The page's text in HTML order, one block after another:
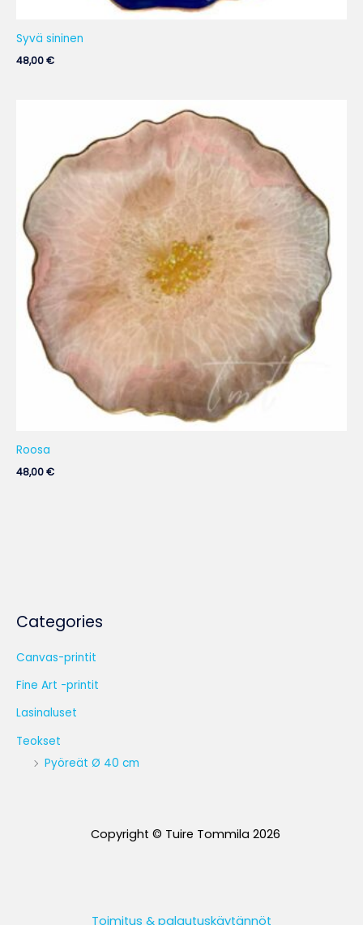
Categories
Canvas-printit
Fine Art -printit
Lasinaluset
Teokset
Pyöreät Ø 40 cm
Syvä sininen
48,00€
Roosa
48,00€
Copyright © Tuire Tommila 2026
Toimitus & palautuskäytännöt